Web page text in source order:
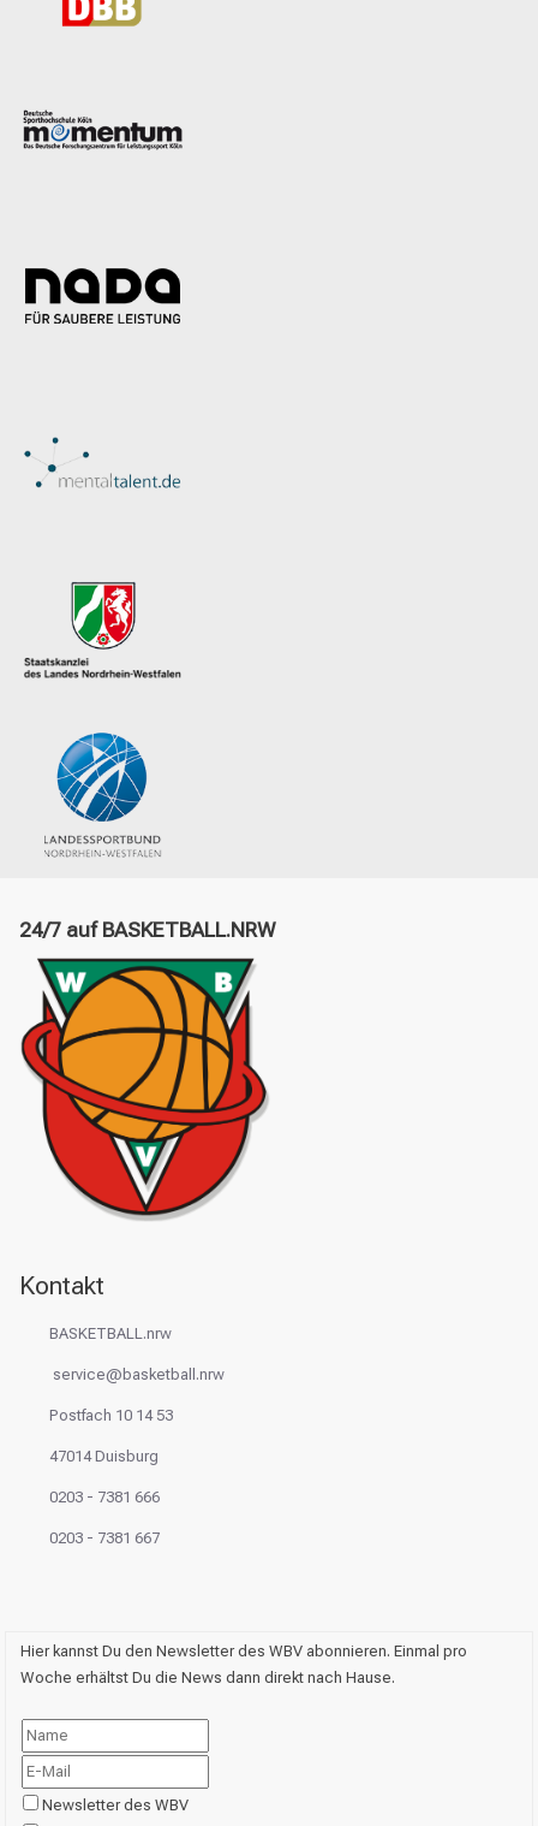
24/7 auf BASKETBALL.NRW
Kontakt
BASKETBALL.nrw
service@basketball.nrw
Postfach 10 14 53
47014 Duisburg
0203 - 7381 666
0203 - 7381 667
Hier kannst Du den Newsletter des WBV abonnieren. Einmal pro
Woche erhältst Du die News dann direkt nach Hause.
Newsletter des WBV